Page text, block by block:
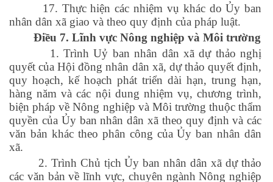
17. Thực hiện các nhiệm vụ khác do Ủy ban
nhân dân xã giao và theo quy định của pháp luật.
Điều 7. Lĩnh vực Nông nghiệp và Môi trường
1. Trình Uỷ ban nhân dân xã dự thảo nghị
quyết của Hội đồng nhân dân xã, dự thảo quyết định,
quy hoạch, kế hoạch phát triển dài hạn, trung hạn,
hàng năm và các nội dung nhiệm vụ, chương trình,
biện pháp về Nông nghiệp và Môi trường thuộc thẩm
quyền của Ủy ban nhân dân xã theo quy định và các
văn bản khác theo phân công của Ủy ban nhân dân
xã.
2. Trình Chủ tịch Ủy ban nhân dân xã dự thảo
các văn bản về lĩnh vực, chuyên ngành Nông nghiệp